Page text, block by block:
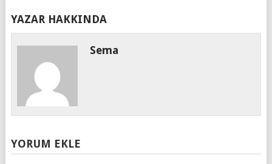
YAZAR HAKKINDA
Sema
YORUM EKLE